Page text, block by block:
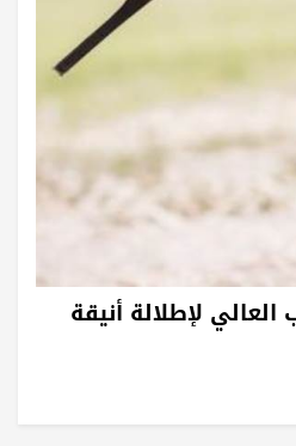
لإطلالة أنيقة